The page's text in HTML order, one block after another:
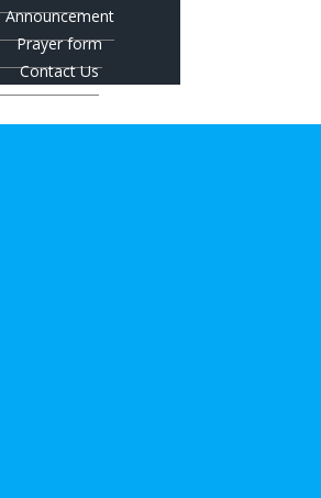
Announcement
Prayer form
Contact Us